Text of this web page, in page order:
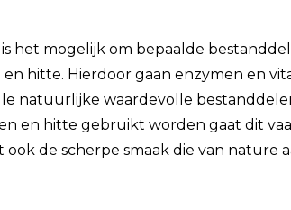
het mogelijk om bepaalde
hitte. Hierdoor gaan enzymen en
natuurlijke waardevolle
en hitte gebruikt worden gaat dit
de scherpe smaak die van nature